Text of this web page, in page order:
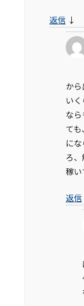
返信 ↓
か
い
な
て
に
ろ
稼い
返信